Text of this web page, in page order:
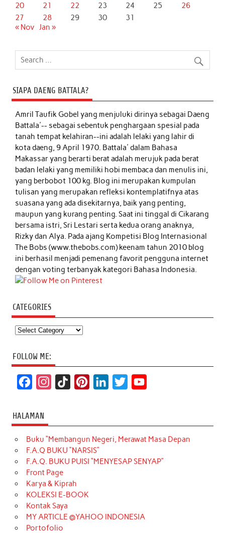
20
21 22 23 24 25
26
27
28 29 30
31
« Nov Jan »
SIAPA DAENG BATTALA?
Amril Taufik Gobelyang menjuluki dirinya sebagai Daeng
Battala'-- sebagai sebentuk penghargaan spesial pada
tanah tempat kelahiran--ini adalah lelaki yang lahir di
kota daeng, 9 April 1970. Battala' dalam Bahasa
Makassar yang berarti berat adalah merujuk pada berat
badan lelaki yang memiliki hobi membaca dan menulis ini,
yang berbobot 100 kg. Blog ini merupakan kumpulan
tulisan yang merupakan refleksi kontemplatifnya atas
suasana yang ada disekitarnya, baik yang penting,
maupun yang kurang penting. Saat ini tinggal di Cikarang
bersama istri, Sri Lestari serta kedua orang anaknya,
Rizky dan Alya. Pada ajang Kompetisi Blog Internasional
The Bobs (www.thebobs.com) keenam tahun 2010 blog
ini berhasil menjadi pemenang favorit pengguna internet
dengan voting terbanyak kategori Bahasa Indonesia.
CATEGORIES
Categories
FOLLOW ME:
c
e
b
o
o
k
t
a
g
r
a
m
T
o
k
t
e
r
k
e
d
t
t
e
T
u
b
HALAMAN
Buku “Membangun Negeri, Merawat Masa Depan
F.A.Q BUKU “NARSIS”
F.A.Q. BUKU PUISI “MENYESAP SENYAP”
Front Page
Karya & Kiprah
KOLEKSI E-BOOK
Kontak Saya
MY ARTICLE @YAHOO INDONESIA
Portofolio